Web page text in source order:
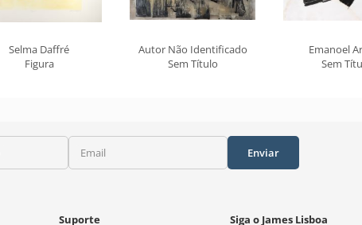
Selma Daffré
Figura
Autor Não Identificado
Sem Título
Emanoel
Sem
Email Enviar
Suporte Siga o James Lisboa